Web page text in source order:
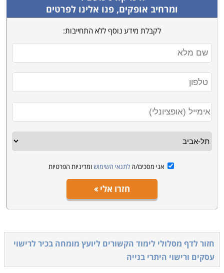
ומרחיב אופקים, פנו אלינו לפרטים
לקבלת מידע נוסף ללא התחייבות:
אני מסכים/ה לתנאי השימוש ומדיניות הפרטיות
חזרו אלי
חזור לדף מסלולי לימוד הקשורים ליועץ מומחה בכיר לרישוי
עסקים ורישוי היתרי בנייה